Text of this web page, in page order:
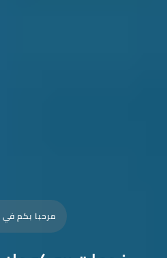
مرحبا بكم